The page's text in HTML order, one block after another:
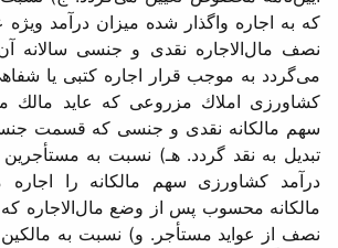
كه به اجاره واگذار شده میزان درآمد ویژه
نصف مال‌الاجاره نقدی و جنسی سالانه
می‌گردد به موجب قرار اجاره كتبی یا
كشاورزی املاك مزروعی كه عاید مالك
سهم مالكانه نقدی و جنسی كه قسمت
تبدیل به نقد گردد. هـ) نسبت به
درآمد كشاورزی سهم مالكانه را
مالكانه محسوب پس از وضع مال‌الاجاره كه
نصف از عواید مستأجر. و) نسبت به